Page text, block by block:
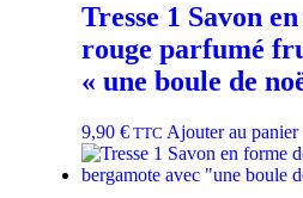
Tresse 1 Savon
rouge parfumé
« une boule de
9,90 € TTC Ajouter au panier